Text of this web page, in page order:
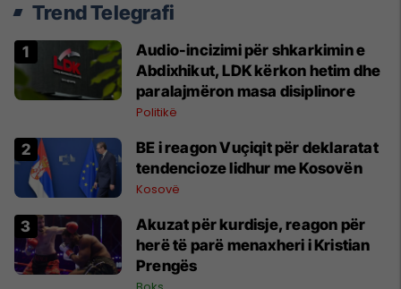
Trend Telegrafi
Audio-incizimi për shkarkimin e
Abdixhikut, LDK kërkon hetim dhe
paralajmëron masa disiplinore
Politikë
BE i reagon Vuçiqit për deklaratat
tendencioze lidhur me Kosovën
Kosovë
Akuzat për kurdisje, reagon për
herë të parë menaxheri i Kristian
Prengës